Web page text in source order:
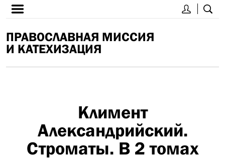
ПРАВОСЛАВНАЯ МИССИЯ
И КАТЕХИЗАЦИЯ
Климент
Александрийский.
Строматы. В 2 томах